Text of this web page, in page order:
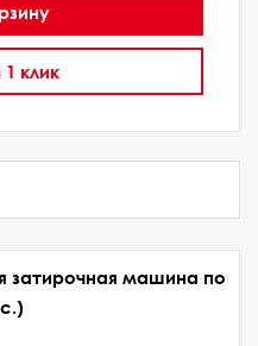
1 клик
затирочная машина по